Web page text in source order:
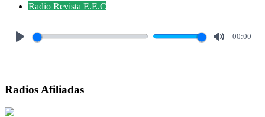
Radio Revista E.E.C
00:00
Radios Afiliadas